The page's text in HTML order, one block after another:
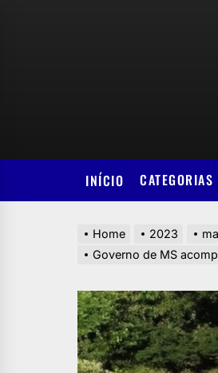
INÍCIO CATEGORIAS
Home 2023
Governo de MS